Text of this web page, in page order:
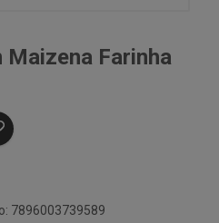
Farinha
7896003739589